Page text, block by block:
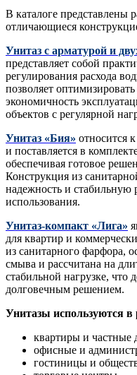
В каталоге представлены
отличающиеся
Унитаз с арматурой и
представляет собой
регулирования расхода
позволяет
экономичность
объектов с регулярной
Унитаз «Бия» относится
и поставляется в
обеспечивая готовое
Конструкция из
надежность и стабильную
использования.
Унитаз-компакт «Лига»
для квартир и
из санитарного фарфора,
смыва и рассчитана на
стабильной нагрузке, что
долговечным решением.
Унитазы используются в
квартиры и частные
офисные и
гостиницы и